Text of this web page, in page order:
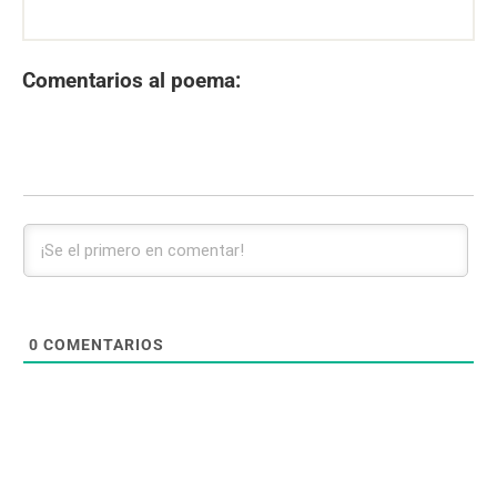
Comentarios al poema:
0 COMENTARIOS